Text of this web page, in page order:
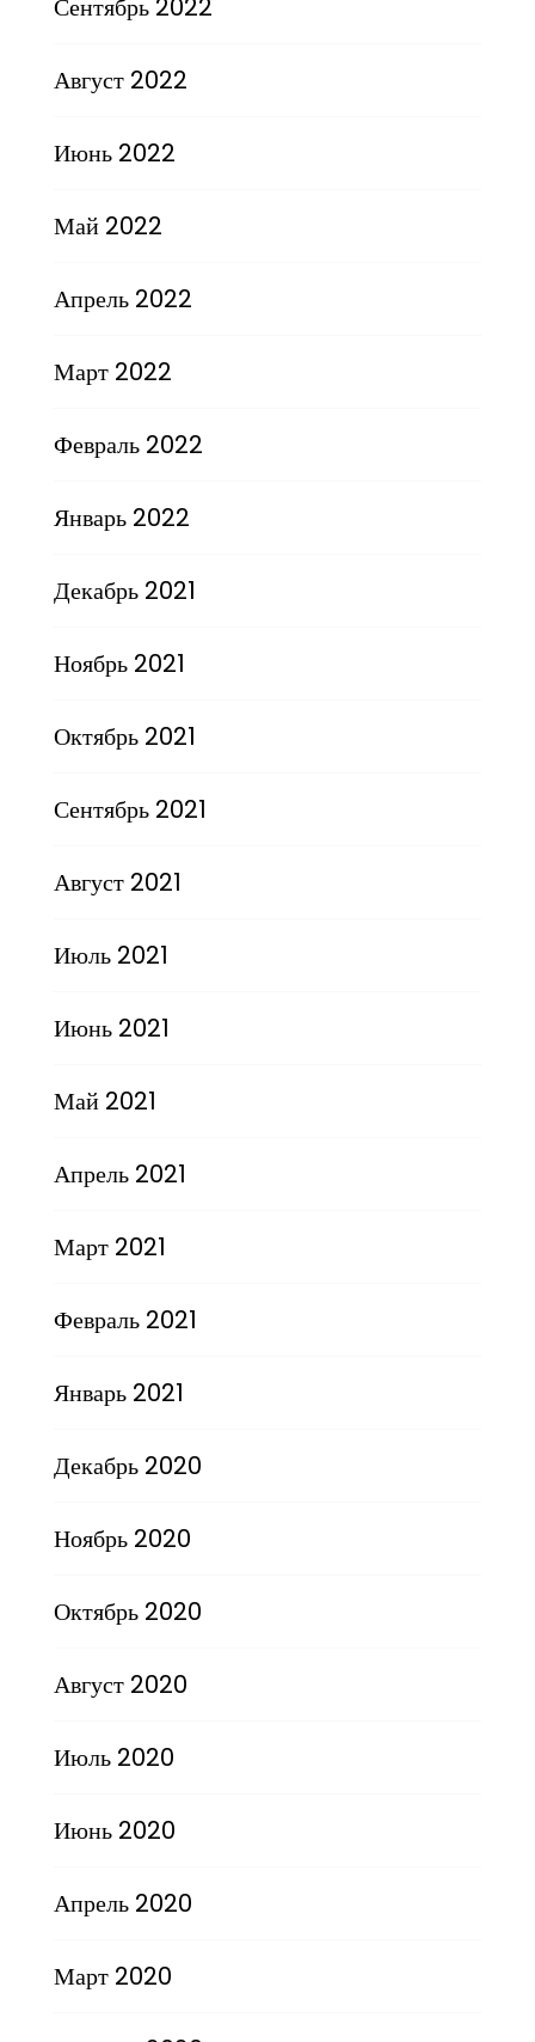
Сентябрь 2022
Август 2022
Июнь 2022
Май 2022
Апрель 2022
Март 2022
Февраль 2022
Январь 2022
Декабрь 2021
Ноябрь 2021
Октябрь 2021
Сентябрь 2021
Август 2021
Июль 2021
Июнь 2021
Май 2021
Апрель 2021
Март 2021
Февраль 2021
Январь 2021
Декабрь 2020
Ноябрь 2020
Октябрь 2020
Август 2020
Июль 2020
Июнь 2020
Апрель 2020
Март 2020